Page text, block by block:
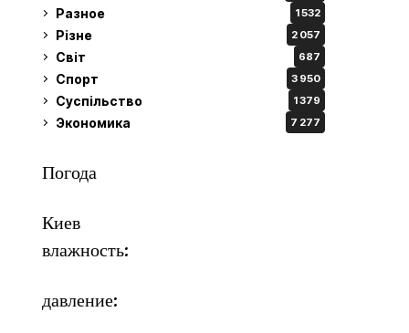
Разное 1 532
Різне 2 057
Світ 687
Спорт 3 950
Суспільство 1 379
Экономика 7 277
Погода
Киев
влажность:
давление: